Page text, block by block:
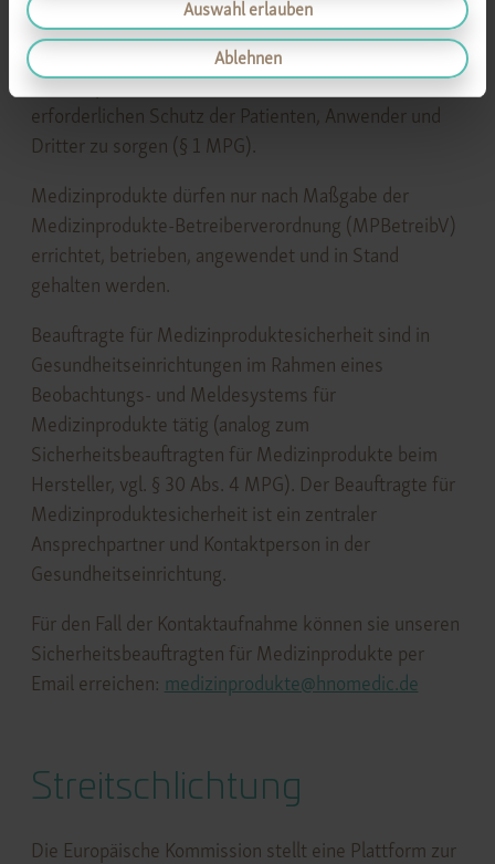
Auswahl erlauben
Ablehnen
den Verkehr mit Medizinprodukten zu regeln und
dadurch für die Sicherheit, Eignung und Leistung der
Medizinprodukte sowie die Gesundheit und den
erforderlichen Schutz der Patienten, Anwender und
Dritter zu sorgen (§ 1 MPG).
Medizinprodukte dürfen nur nach Maßgabe der
Medizinprodukte-Betreiberverordnung (MPBetreibV)
errichtet, betrieben, angewendet und in Stand
gehalten werden.
Beauftragte für Medizinproduktesicherheit sind in
Gesundheitseinrichtungen im Rahmen eines
Beobachtungs- und Meldesystems für
Medizinprodukte tätig (analog zum
Sicherheitsbeauftragten für Medizinprodukte beim
Hersteller, vgl. § 30 Abs. 4 MPG). Der Beauftragte für
Medizinproduktesicherheit ist ein zentraler
Ansprechpartner und Kontaktperson in der
Gesundheitseinrichtung.
Für den Fall der Kontaktaufnahme können sie unseren
Sicherheitsbeauftragten für Medizinprodukte per
Email erreichen: medizinprodukte@hnomedic.de
Streitschlichtung
Die Europäische Kommission stellt eine Plattform zur